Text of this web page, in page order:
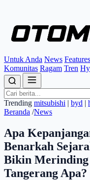
Untuk Anda News Features
Komunitas Ragam Tren
Trending mitsubishi | byd |
Beranda /News
Apa
Benarkah
Bikin
Tangerang Apa?